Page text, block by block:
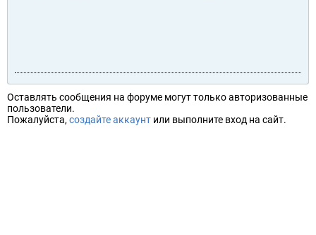
Оставлять сообщения на форуме могут только авторизованные
пользователи.
Пожалуйста, создайте аккаунт или выполните вход на сайт.